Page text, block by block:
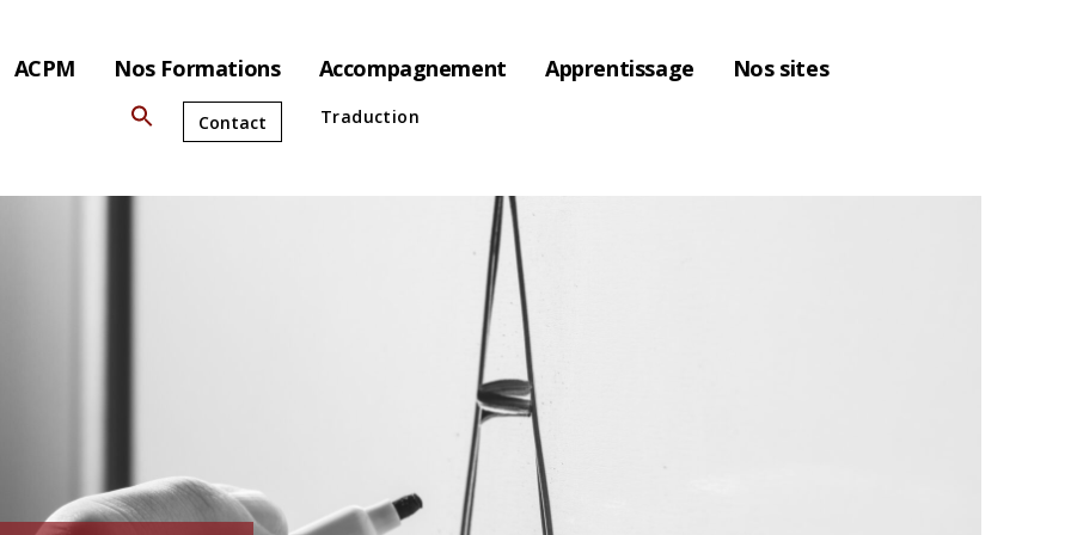
ACPM Nos Formations Accompagnement Apprentissage Nos sites
Contact Traduction